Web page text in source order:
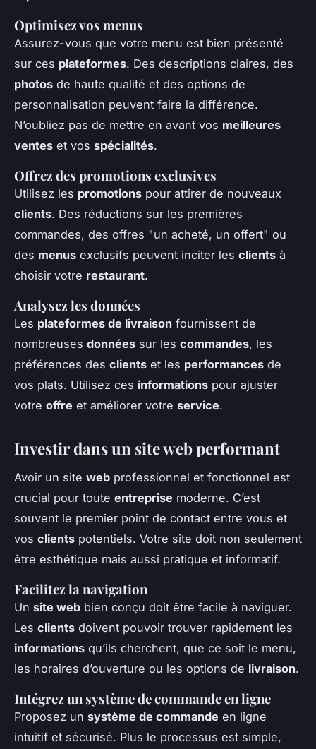
Optimisez vos menus
Assurez-vous que votre menu est bien présenté
sur ces plateformes. Des descriptions claires, des
photos de haute qualité et des options de
personnalisation peuvent faire la différence.
N’oubliez pas de mettre en avant vos meilleures
ventes et vos spécialités.
Offrez des promotions exclusives
Utilisez les promotions pour attirer de nouveaux
clients. Des réductions sur les premières
commandes, des offres "un acheté, un offert" ou
des menus exclusifs peuvent inciter les clients à
choisir votre restaurant.
Analysez les données
Les plateformes de livraison fournissent de
nombreuses données sur les commandes, les
préférences des clients et les performances de
vos plats. Utilisez ces informations pour ajuster
votre offre et améliorer votre service.
Investir dans un site web performant
Avoir un site web professionnel et fonctionnel est
crucial pour toute entreprise moderne. C’est
souvent le premier point de contact entre vous et
vos clients potentiels. Votre site doit non seulement
être esthétique mais aussi pratique et informatif.
Facilitez la navigation
Un site web bien conçu doit être facile à naviguer.
Les clients doivent pouvoir trouver rapidement les
informations qu’ils cherchent, que ce soit le menu,
les horaires d’ouverture ou les options de livraison.
Intégrez un système de commande en ligne
Proposez un système de commande en ligne
intuitif et sécurisé. Plus le processus est simple,